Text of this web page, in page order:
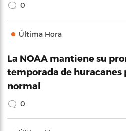
0
Última Hora
La NOAA mantiene su
temporada de huracanes
normal
0